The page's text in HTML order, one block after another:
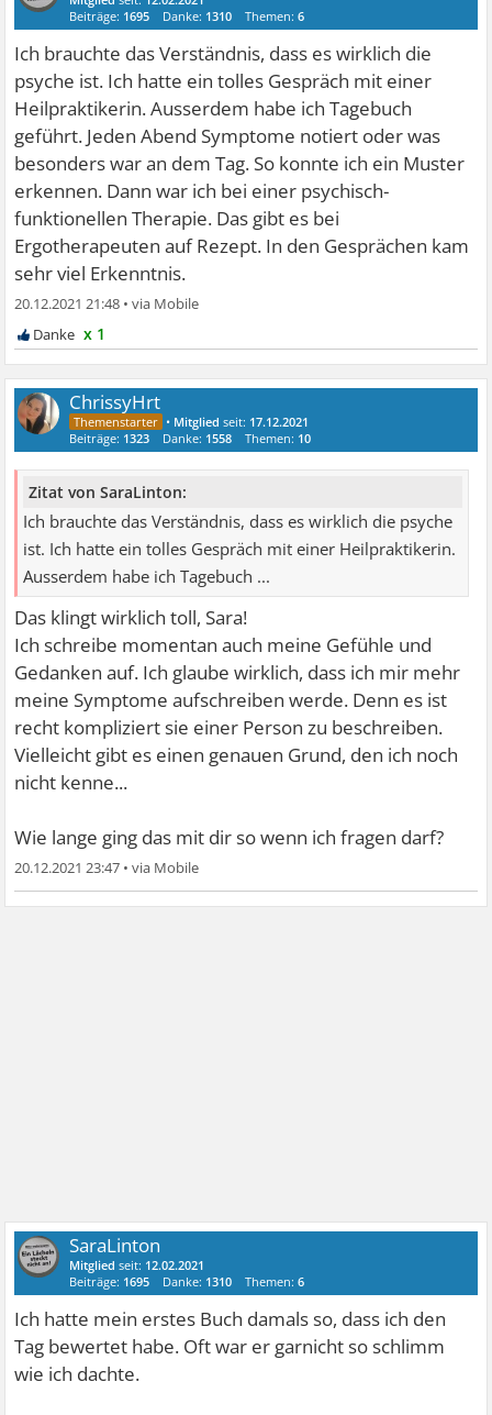
Beiträge: 1695 Danke: 1310 Themen:6
Ich brauchte das Verständnis, dass es wirklich die
psyche ist. Ich hatte ein tolles Gespräch mit einer
Heilpraktikerin. Ausserdem habe ich Tagebuch
geführt. Jeden Abend Symptome notiert oder was
besonders war an dem Tag. So konnte ich ein Muster
erkennen. Dann war ich bei einer psychisch-
funktionellen Therapie. Das gibt es bei
Ergotherapeuten auf Rezept. In den Gesprächen kam
sehr viel Erkenntnis.
20.12.2021 21:48 •
x 1
ChrissyHrt
• Mitglied seit: 17.12.2021
Beiträge: 1323 Danke: 1558 Themen: 10
Zitat von SaraLinton:
Ich brauchte das Verständnis, dass es wirklich die psyche
ist. Ich hatte ein tolles Gespräch mit einer Heilpraktikerin.
Ausserdem habe ich Tagebuch ...
Das klingt wirklich toll, Sara!
Ich schreibe momentan auch meine Gefühle und
Gedanken auf. Ich glaube wirklich, dass ich mir mehr
meine Symptome aufschreiben werde. Denn es ist
recht kompliziert sie einer Person zu beschreiben.
Vielleicht gibt es einen genauen Grund, den ich noch
nicht kenne...
Wie lange ging das mit dir so wenn ich fragen darf?
20.12.2021 23:47 •
SaraLinton
Mitglied seit: 12.02.2021
Beiträge: 1695 Danke: 1310 Themen:6
Ich hatte mein erstes Buch damals so, dass ich den
Tag bewertet habe. Oft war er garnicht so schlimm
wie ich dachte.